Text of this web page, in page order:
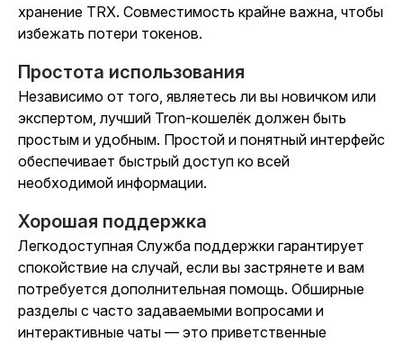
хранение TRX. Совместимость крайне важна, чтобы
избежать потери токенов.
Простота использования
Независимо от того, являетесь ли вы новичком или
экспертом, лучший Tron-кошелёк должен быть
простым и удобным. Простой и понятный интерфейс
обеспечивает быстрый доступ ко всей
необходимой информации.
Хорошая поддержка
Легкодоступная Служба поддержки гарантирует
спокойствие на случай, если вы застрянете и вам
потребуется дополнительная помощь. Обширные
разделы с часто задаваемыми вопросами и
интерактивные чаты — это приветственные